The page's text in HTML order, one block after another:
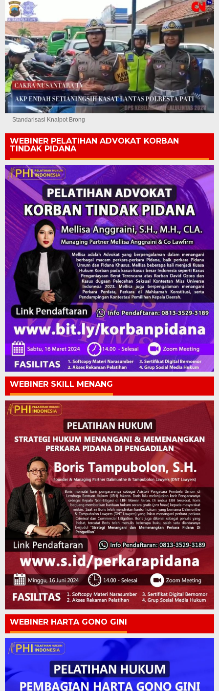
Standarisasi Knalpot Brong
WEBINER PELATIHAN ADVOKAT KORBAN
TINDAK PIDANA
WEBINER SKILL MENANG
WEBINER HARTA GONO GINI